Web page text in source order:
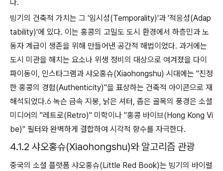
다.
빙기의 건축적 가치는 그 '임시성(Temporality)'과 '적응성(Adap
tability)'에 있다. 이는 홍콩의 고밀도 도시 환경에서 하층민과 노
동자 계급이 생존을 위해 만들어낸 공간적 해법이었다. 과거에는
도시 미관을 해치는 요소나 위생 정비의 대상으로 여겨졌을 다이
파이동이, 인스타그램과 샤오홍슈(Xiaohongshu) 시대에는 "진정
한 홍콩의 경험(Authenticity)"을 표상하는 건축적 아이콘으로 재
해석되었다.6 녹슨 금속 지붕, 낡은 셔터, 좁은 골목의 풍경은 소셜
미디어의 "레트로(Retro)" 미학이나 "홍콩 바이브(Hong Kong Vi
be)" 필터와 완벽하게 결합하여 시각적 향수를 자극한다.
4.1.2 샤오홍슈(Xiaohongshu)와 알고리즘 관광
중국의 소셜 플랫폼 샤오홍슈(Little Red Book)는 빙기의 바이럴